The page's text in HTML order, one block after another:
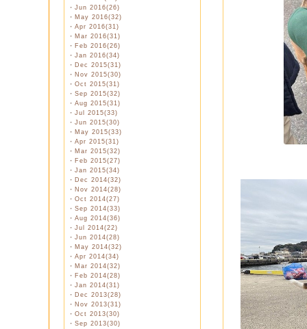
・ Jun 2016(26)
・ May 2016(32)
・ Apr 2016(31)
・ Mar 2016(31)
・ Feb 2016(26)
・ Jan 2016(34)
・ Dec 2015(31)
・ Nov 2015(30)
・ Oct 2015(31)
・ Sep 2015(32)
・ Aug 2015(31)
・ Jul 2015(33)
・ Jun 2015(30)
・ May 2015(33)
・ Apr 2015(31)
・ Mar 2015(32)
・ Feb 2015(27)
・ Jan 2015(34)
・ Dec 2014(32)
・ Nov 2014(28)
・ Oct 2014(27)
・ Sep 2014(33)
・ Aug 2014(36)
・ Jul 2014(22)
・ Jun 2014(28)
・ May 2014(32)
・ Apr 2014(34)
・ Mar 2014(32)
・ Feb 2014(28)
・ Jan 2014(31)
・ Dec 2013(28)
・ Nov 2013(31)
・ Oct 2013(30)
・ Sep 2013(30)